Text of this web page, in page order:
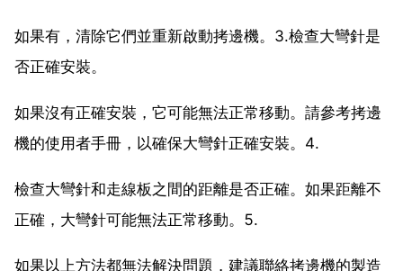
如果有，清除它們並重新啟動拷邊機。3.檢查大彎針是
否正確安裝。
如果沒有正確安裝，它可能無法正常移動。請參考拷邊
機的使用者手冊，以確保大彎針正確安裝。4.
檢查大彎針和走線板之間的距離是否正確。如果距離不
正確，大彎針可能無法正常移動。5.
如果以上方法都無法解決問題，建議聯絡拷邊機的製造